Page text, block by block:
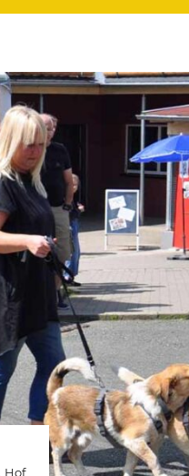
und Hochfranken.
, Hof